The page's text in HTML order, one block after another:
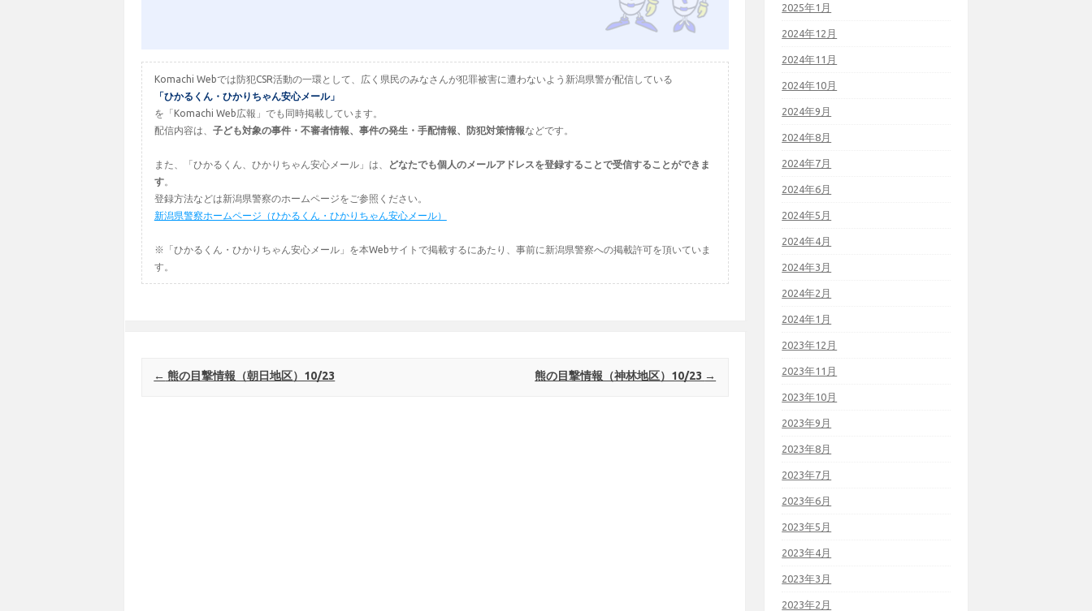
Komachi Webでは防犯CSR活動の一環として、広く県民のみなさんが犯罪被害に遭わないよう新潟県警が配信している
「ひかるくん・ひかりちゃん安心メール」
を「Komachi Web広報」でも同時掲載しています。
配信内容は、 子ども対象の事件・不審者情報、事件の発生・手配情報、防犯対策情報などです。
また、「ひかるくん、ひかりちゃん安心メール」は、
どなたでも個人のメールアドレスを登録することで受信することができま
す。
登録方法などは新潟県警察のホームページをご参照ください。
新潟県警察ホームページ（ひかるくん・ひかりちゃん安心メール）
※「ひかるくん・ひかりちゃん安心メール」を本Webサイトで掲載するにあたり、事前に新潟県警察への掲載許可を頂いていま
す。
Post navigation
← 熊の目撃情報（朝日地区）10/23 熊の目撃情報（神林地区）10/23 →
2025年1月
2024年12月
2024年11月
2024年10月
2024年9月
2024年8月
2024年7月
2024年6月
2024年5月
2024年4月
2024年3月
2024年2月
2024年1月
2023年12月
2023年11月
2023年10月
2023年9月
2023年8月
2023年7月
2023年6月
2023年5月
2023年4月
2023年3月
2023年2月